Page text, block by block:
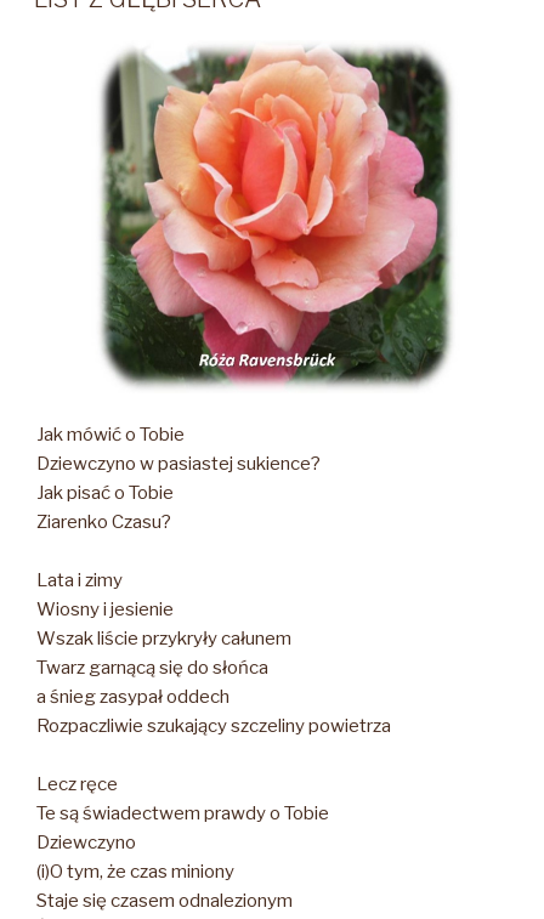
Jak mówić o Tobie
Dziewczyno w pasiastej sukience?
Jak pisać o Tobie
Ziarenko Czasu?
Lata i zimy
Wiosny i jesienie
Wszak liście przykryły całunem
Twarz garnącą się do słońca
a śnieg zasypał oddech
Rozpaczliwie szukający szczeliny powietrza
Lecz ręce
Te są świadectwem prawdy o Tobie
Dziewczyno
(i)O tym, że czas miniony
Staje się czasem odnalezionym